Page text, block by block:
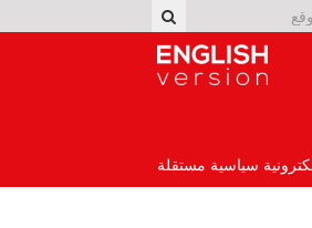
سياسية مستقلة